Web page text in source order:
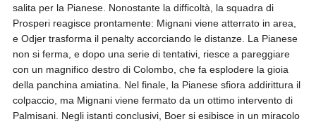
salita per la Pianese. Nonostante la difficoltà, la squadra di
Prosperi reagisce prontamente: Mignani viene atterrato in area,
e Odjer trasforma il penalty accorciando le distanze. La Pianese
non si ferma, e dopo una serie di tentativi, riesce a pareggiare
con un magnifico destro di Colombo, che fa esplodere la gioia
della panchina amiatina. Nel finale, la Pianese sfiora addirittura il
colpaccio, ma Mignani viene fermato da un ottimo intervento di
Palmisani. Negli istanti conclusivi, Boer si esibisce in un miracolo